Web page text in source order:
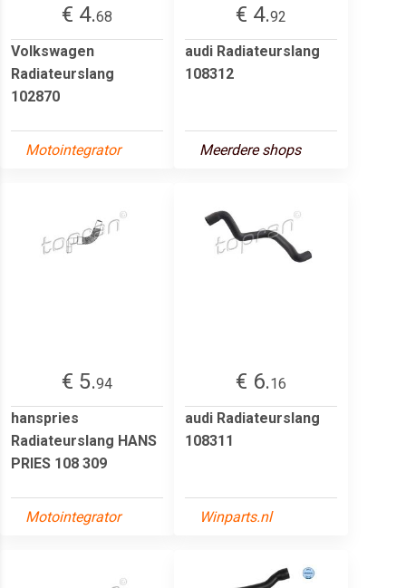
€ 4.68
Volkswagen
Radiateurslang
102870
Motointegrator
€ 4.92
audi Radiateurslang
108312
Meerdere shops
€ 5.94
hanspries
Radiateurslang HANS
PRIES 108 309
Motointegrator
€ 6.16
audi Radiateurslang
108311
Winparts.nl